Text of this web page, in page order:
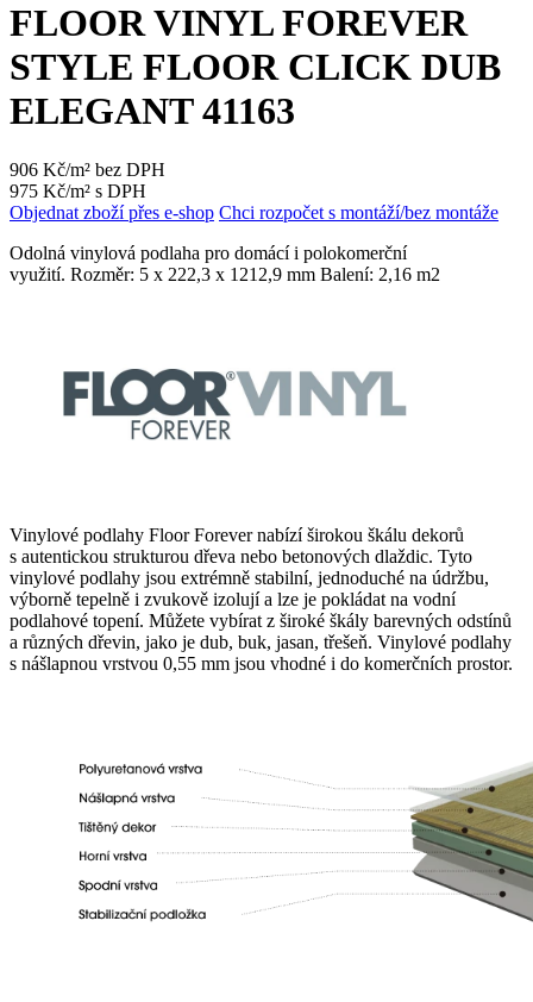
FLOOR VINYL FOREVER
STYLE FLOOR CLICK DUB
ELEGANT 41163
906 Kč/m² bez DPH
975 Kč/m² s DPH
Objednat zboží přes e-shop Chci rozpočet s montáží/bez montáže
Odolná vinylová podlaha pro domácí i polokomerční
využití. Rozměr: 5 x 222,3 x 1212,9 mm Balení: 2,16 m2
Vinylové podlahy Floor Forever nabízí širokou škálu dekorů
s autentickou strukturou dřeva nebo betonových dlaždic. Tyto
vinylové podlahy jsou extrémně stabilní, jednoduché na údržbu,
výborně tepelně i zvukově izolují a lze je pokládat na vodní
podlahové topení. Můžete vybírat z široké škály barevných odstínů
a různých dřevin, jako je dub, buk, jasan, třešeň. Vinylové podlahy
s nášlapnou vrstvou 0,55 mm jsou vhodné i do komerčních prostor.